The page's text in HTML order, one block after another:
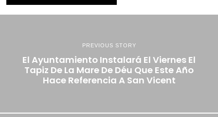
PREVIOUS STORY
El Ayuntamiento Instalará El Viernes El
Tapiz De La Mare De Déu Que Este Año
Hace Referencia A San Vicent